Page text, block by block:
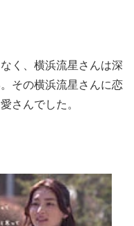
く、横浜流星さんは深
その横浜流星さんに恋
さんでした。